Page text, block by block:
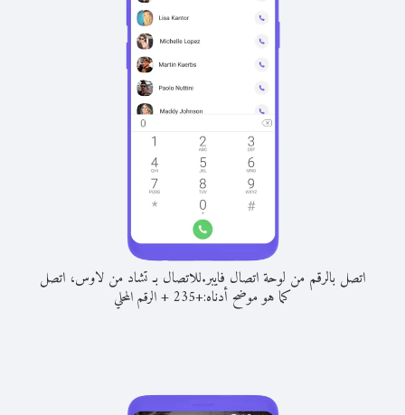
اتصل بالرقم من لوحة اتصال فايبر.للاتصال بـ تشاد من لاوس، اتصل
كما هو موضح أدناه:+
235
+الرقم المحلي